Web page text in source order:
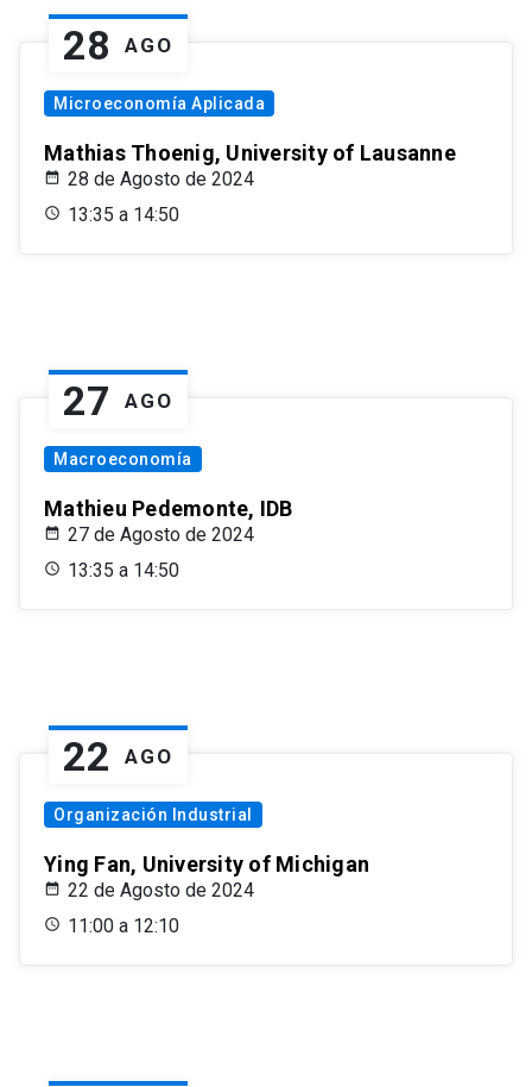
28 AGO
Microeconomía Aplicada
Mathias Thoenig, University of Lausanne
28 de Agosto de 2024
13:35 a 14:50
27 AGO
Macroeconomía
Mathieu Pedemonte, IDB
27 de Agosto de 2024
13:35 a 14:50
22 AGO
Organización Industrial
Ying Fan, University of Michigan
22 de Agosto de 2024
11:00 a 12:10